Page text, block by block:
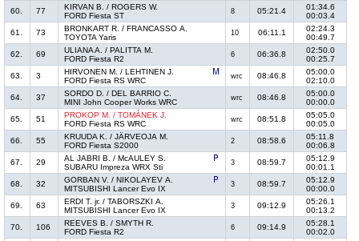
60.
77
KIRVAN B. / ROGERS W.
FORD Fiesta ST
8 05:21.4
01:34.6
00:03.4
61.
73
BRONKART R. / FRANCASSO A.
TOYOTA Yaris
10 06:11.1
02:24.3
00:49.7
62.
69
ULIANA A. / PALITTA M.
FORD Fiesta R2
6 06:36.8
02:50.0
00:25.7
63.
3
HIRVONEN M. / LEHTINEN J.
FORD Fiesta RS WRC
wrc 08:46.8
05:00.0
02:10.0
64.
37
SORDO D. / DEL BARRIO C.
MINI John Cooper Works WRC
wrc 08:46.8
05:00.0
00:00.0
65.
51
PROKOP M. / TOMÁNEK J.
FORD Fiesta RS WRC
wrc 08:51.8
05:05.0
00:05.0
66.
55
KRUUDA K. / JÄRVEOJA M.
FORD Fiesta S2000
2 08:58.6
05:11.8
00:06.8
67.
29
AL JABRI B. / McAULEY S.
SUBARU Impreza WRX Sti
3 08:59.7
05:12.9
00:01.1
68.
32
GORBAN V. / NIKOLAYEV A.
MITSUBISHI Lancer Evo IX
3 08:59.7
05:12.9
00:00.0
69.
63
ERDI T. jr. / TABORSZKI A.
MITSUBISHI Lancer Evo IX
3 09:12.9
05:26.1
00:13.2
70.
106
REEVES B. / SMYTH R.
FORD Fiesta R2
6 09:14.9
05:28.1
00:02.0